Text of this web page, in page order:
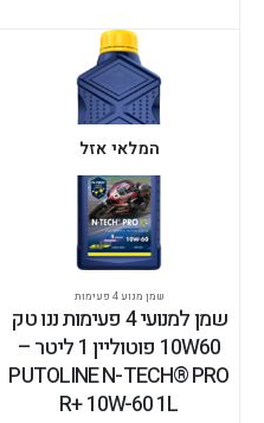
המלאי אזל
שמן מנוע 4 פעימות
שמן למנועי 4 פעימות ננו טק
10W60 פוטוליין 1 ליטר –
PUTOLINE N-TECH® PRO
R+ 10W-60 1L